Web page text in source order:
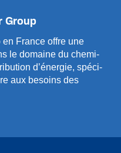
Group
France offre une
le domaine du chemi­
d’énergie, spéci­
aux besoins des